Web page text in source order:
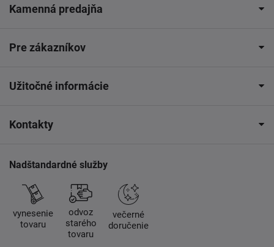
Kamenná predajňa
Pre zákazníkov
Užitočné informácie
Kontakty
Nadštandardné služby
vynesenie
tovaru
odvoz
starého
tovaru
večerné
doručenie